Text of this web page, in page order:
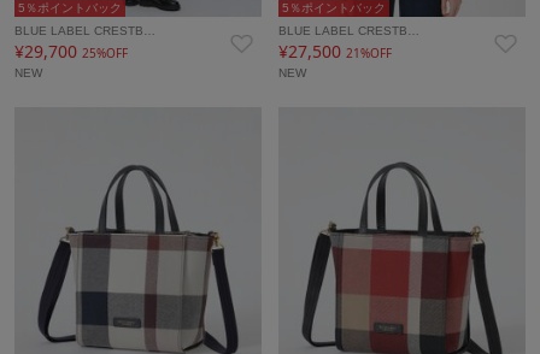
5％ポイントバック
BLUE LABEL CRESTB…
¥29,700 25%OFF
NEW
5％ポイントバック
BLUE LABEL CRESTB…
¥27,50021%OFF
NEW